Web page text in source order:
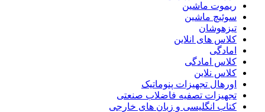
ریموت ماشین
سوئیچ ماشین
تیزهوشان
کلاس های انلاین
امادگی
کلاس امادگی
کلاس نلاین
اورهال تجهیزات پنوماتیک
تجهیزات تصفیه فاضلاب صنعتی
کتاب انگلیسی و زبان های خارجی